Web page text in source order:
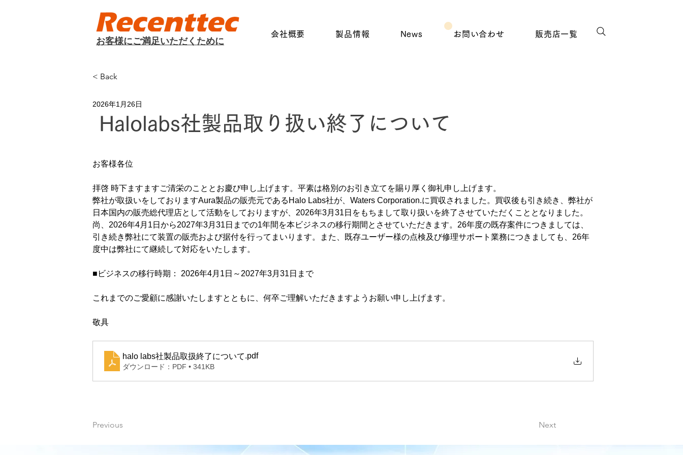
​お客様にご満足いただくために
会社概要 製品情報 News お問い合わせ 販売店一覧
< Back
2026年1月26日
Halolabs社製品取り扱い終了について
お客様各位
拝啓 時下ますますご清栄のこととお慶び申し上げます。平素は格別のお引き立てを賜り厚く御礼申し上げます。
弊社が取扱いをしておりますAura製品の販売元であるHalo Labs社が、Waters Corporation.に買収されました。買収後も引き続き、弊社が
日本国内の販売総代理店として活動をしておりますが、2026年3月31日をもちまして取り扱いを終了させていただくこととなりました。
尚、2026年4月1日から2027年3月31日までの1年間を本ビジネスの移行期間とさせていただきます。26年度の既存案件につきましては、
引き続き弊社にて装置の販売および据付を行ってまいります。また、既存ユーザー様の点検及び修理サポート業務につきましても、26年
度中は弊社にて継続して対応をいたします。
■ビジネスの移行時期： 2026年4月1日～2027年3月31日まで
これまでのご愛顧に感謝いたしますとともに、何卒ご理解いただきますようお願い申し上げます。
敬具
halo labs社製品取扱終了について.pdf
ダウンロード：PDF • 341KB
Previous Next